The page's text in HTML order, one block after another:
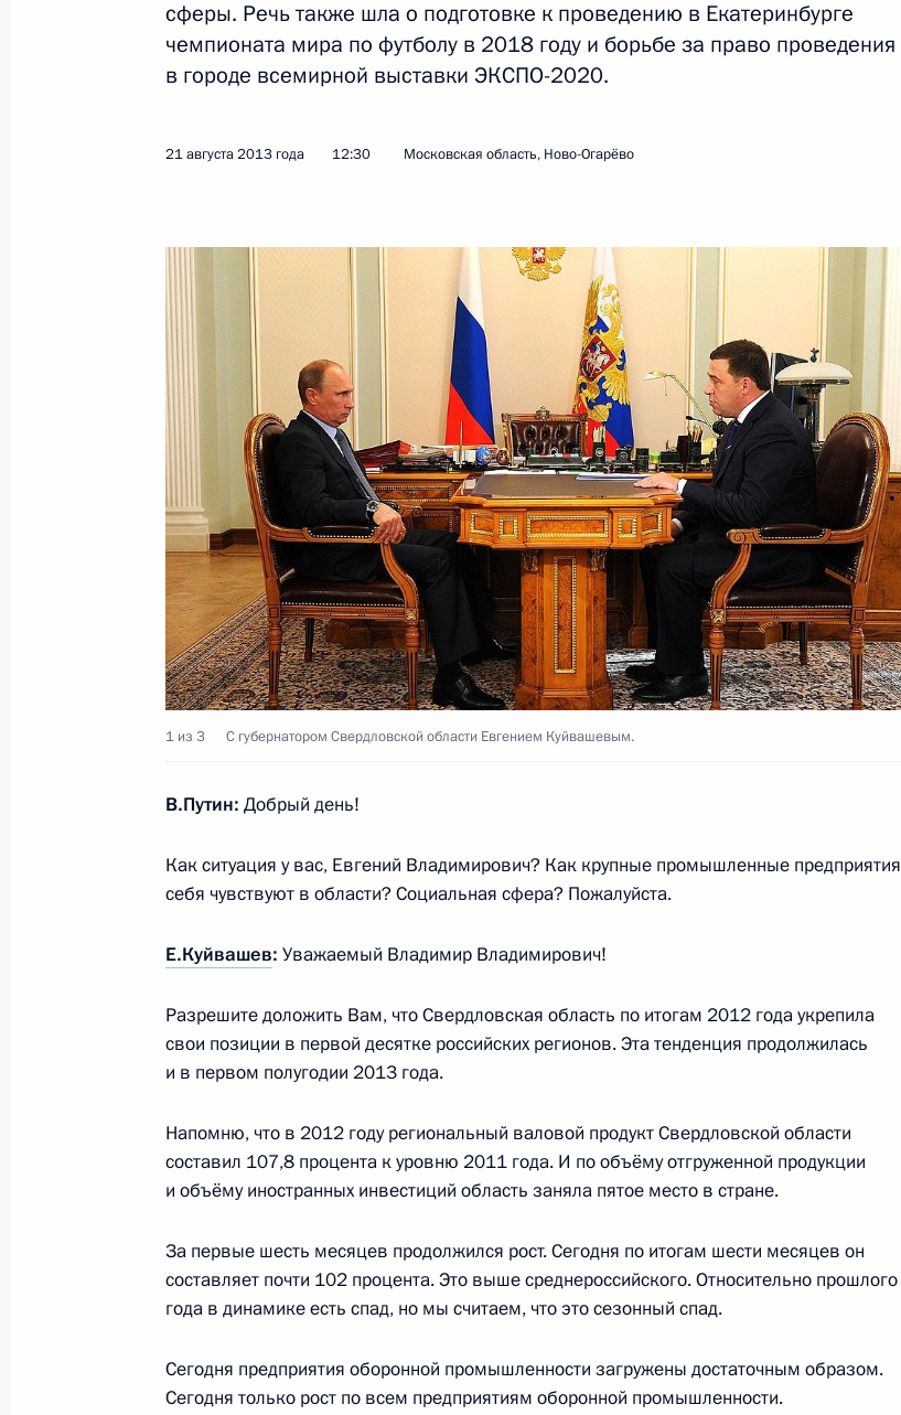
Открытие Президентского центра Бориса Ельцина
25 ноября 2015 года, 14:30
Заседание президиума Государственного совета
25 ноября 2015 года, 13:20
Посещение Нижнетагильского драматического театра имени
Д.Н.Мамина-Сибиряка
25 ноября 2015 года, 11:30
Посещение спортивного комплекса «Президентский»
25 ноября 2015 года, 11:00
Владимир Путин совершит рабочую поездку в Свердловскую
24 ноября 2015 года, 15:00
присутствий в составе некоторых районных судов Свердловской
области
6 октября 2014 года, 17:00
Рабочая встреча с губернатором Свердловской области
26 сентября 2014 года, 12:30
сферы. Речь также шла о подготовке к проведению в Екатеринбурге
чемпионата мира по футболу в 2018 году и борьбе за право проведения
в городе всемирной выставки ЭКСПО-2020.
21 августа 2013 года 12:30 Московская область, Ново-Огарёво
1 из 3 С губернатором Свердловской области Евгением Куйвашевым.
В.Путин: Добрый день!
Как ситуация у вас, Евгений Владимирович? Как крупные промышленные предприятия
себя чувствуют в области? Социальная сфера? Пожалуйста.
Е.Куйвашев: Уважаемый Владимир Владимирович!
Разрешите доложить Вам, что Свердловская область по итогам 2012 года укрепила
свои позиции в первой десятке российских регионов. Эта тенденция продолжилась
и в первом полугодии 2013 года.
Напомню, что в 2012 году региональный валовой продукт Свердловской области
составил 107,8 процента к уровню 2011 года. И по объёму отгруженной продукции
и объёму иностранных инвестиций область заняла пятое место в стране.
За первые шесть месяцев продолжился рост. Сегодня по итогам шести месяцев он
составляет почти 102 процента. Это выше среднероссийского. Относительно прошлого
года в динамике есть спад, но мы считаем, что это сезонный спад.
Сегодня предприятия оборонной промышленности загружены достаточным образом.
Сегодня только рост по всем предприятиям оборонной промышленности.